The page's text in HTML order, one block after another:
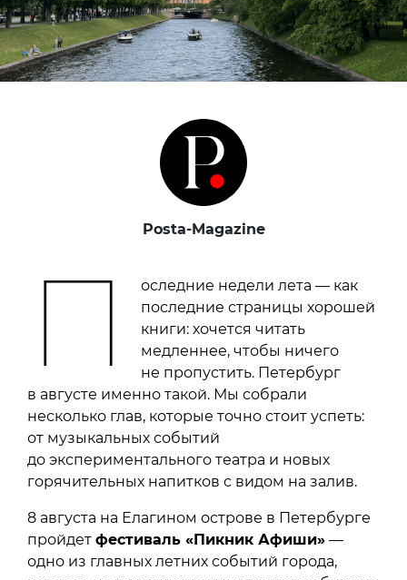
Posta-Magazine
П
оследние недели лета — как
последние страницы хорошей
книги: хочется читать
медленнее, чтобы ничего
не пропустить. Петербург
в августе именно такой. Мы собрали
несколько глав, которые точно стоит успеть:
от музыкальных событий
до экспериментального театра и новых
горячительных напитков с видом на залив.
8 августа на Елагином острове в Петербурге
пройдет фестиваль «Пикник Афиши» —
одно из главных летних событий города,